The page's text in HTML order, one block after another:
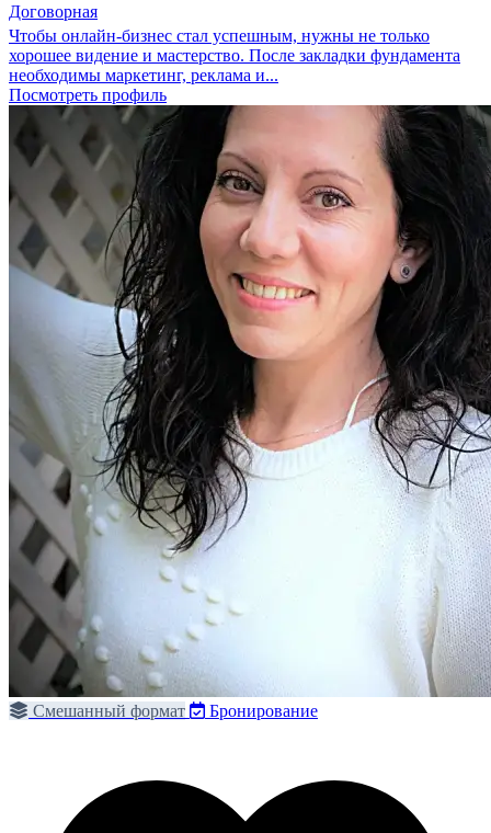
Договорная
Чтобы онлайн-бизнес стал успешным, нужны не только
хорошее видение и мастерство. После закладки фундамента
необходимы маркетинг, реклама и...
Посмотреть профиль
Смешанный формат Бронирование